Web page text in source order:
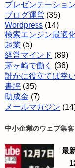
プレゼンテーショ
ブログ運営 (35)
Wordpress (14)
検索エンジン最適
起業 (5)
経営マインド (89)
茅ヶ崎で働く
(36)
誰かに役立てば幸い
書評 (35)
助成金 (7)
メールマガジン
中小企業のウェブ集
最